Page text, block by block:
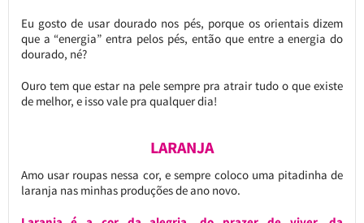
Eu gosto de usar dourado nos pés, porque os orientais dizem
que a “energia” entra pelos pés, então que entre a energia do
dourado, né?
Ouro tem que estar na pele sempre pra atrair tudo o que existe
de melhor, e isso vale pra qualquer dia!
LARANJA
Amo usar roupas nessa cor, e sempre coloco uma pitadinha de
laranja nas minhas produções de ano novo.